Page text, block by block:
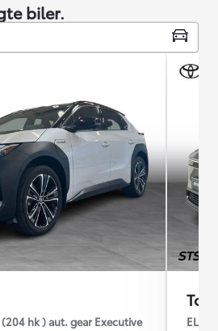
biler.
(204 hk ) aut. gear Executive
EL